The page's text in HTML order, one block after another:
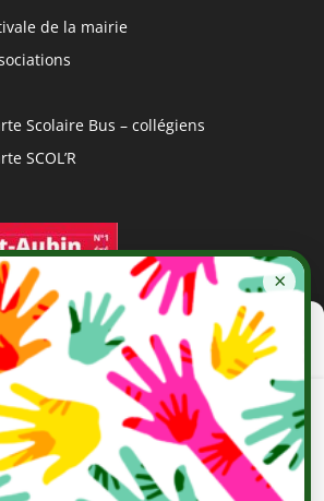
le consentement aux
expériences, nous utilisons des technologies
stocker et/ou accéder aux informations des
à ces technologies nous permettra de
que le comportement de navigation ou les ID
de ne pas consentir ou de retirer son
de la mairie
Scolaire Bus – collégiens
SCOL’R
×